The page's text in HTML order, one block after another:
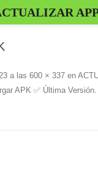
a las 600 × 337 en
APK ✅️ Última Versión.